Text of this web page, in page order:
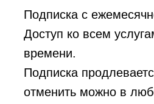
Подписка с
Доступ ко всем
времени.
Подписка
отменить можно в